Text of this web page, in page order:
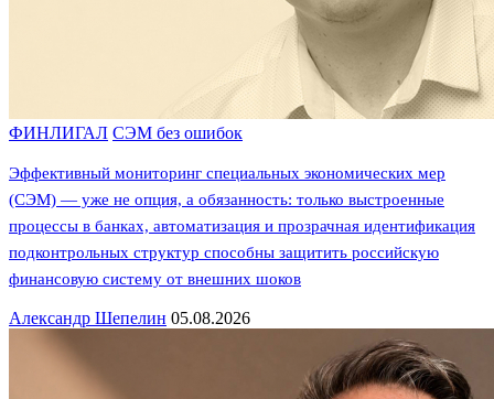
ФИНЛИГАЛ СЭМ без ошибок
Эффективный мониторинг специальных экономических мер
(СЭМ) — уже не опция, а обязанность: только выстроенные
процессы в банках, автоматизация и прозрачная идентификация
подконтрольных структур способны защитить российскую
финансовую систему от внешних шоков
Александр Шепелин 05.08.2026